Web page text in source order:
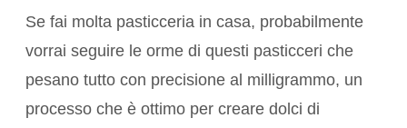
Se fai molta pasticceria in casa, probabilmente
vorrai seguire le orme di questi pasticceri che
pesano tutto con precisione al milligrammo, un
processo che è ottimo per creare dolci di